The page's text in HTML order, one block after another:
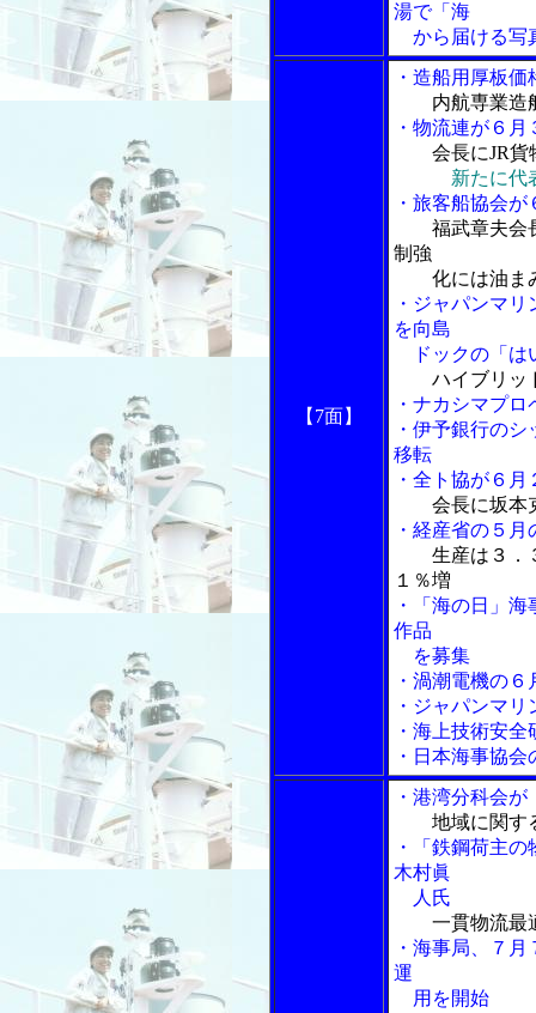
湯で「海
から届ける写
【7面】
・造船用厚板
内航専業造
・物流連が６
会長にJR
新たに代
・旅客船協会
福武章夫会
制強
化には油ま
・ジャパンマ
を向島
ドックの「は
ハイブリッ
・ナカシマプ
・伊予銀行の
移転
・全ト協が６
会長に坂本
・経産省の５
生産は３．
１％増
・「海の日」
作品
を募集
・渦潮電機の
・ジャパンマ
・海上技術安
・日本海事協
・港湾分科会
地域に関す
・「鉄鋼荷主
木村眞
人氏
一貫物流最
・海事局、７
運
用を開始